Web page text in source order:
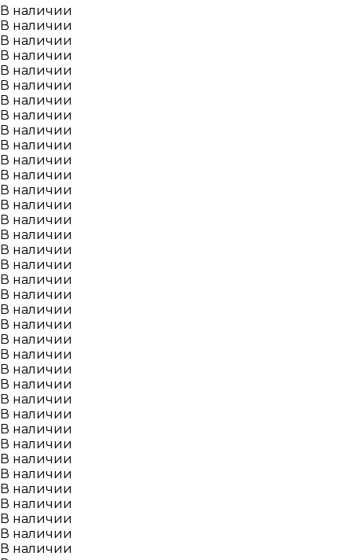
В наличии
В наличии
В наличии
В наличии
В наличии
В наличии
В наличии
В наличии
В наличии
В наличии
В наличии
В наличии
В наличии
В наличии
В наличии
В наличии
В наличии
В наличии
В наличии
В наличии
В наличии
В наличии
В наличии
В наличии
В наличии
В наличии
В наличии
В наличии
В наличии
В наличии
В наличии
В наличии
В наличии
В наличии
В наличии
В наличии
В наличии